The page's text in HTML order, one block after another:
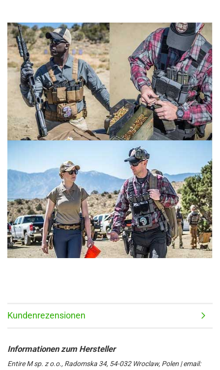
Kundenrezensionen
Entire M sp. z o.o., Radomska 34, 54-032 Wroclaw, Polen | email: